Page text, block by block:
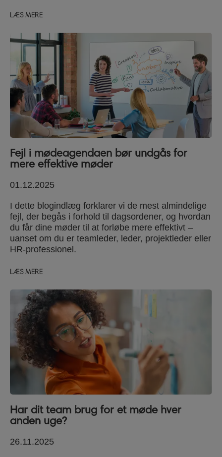
LÆS MERE
Fejl i mødeagendaen bør undgås for
mere effektive møder
01.12.2025
I dette blogindlæg forklarer vi de mest almindelige
fejl, der begås i forhold til dagsordener, og hvordan
du får dine møder til at forløbe mere effektivt –
uanset om du er teamleder, leder, projektleder eller
HR-professionel.
LÆS MERE
Har dit team brug for et møde hver
anden uge?
26.11.2025